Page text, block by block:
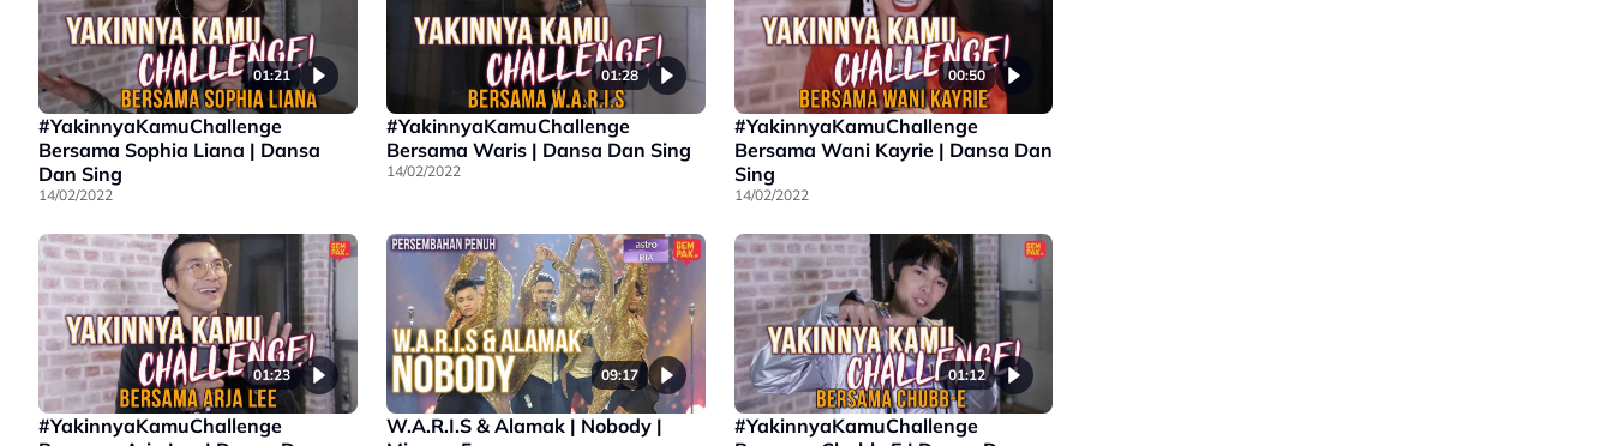
01:21
#YakinnyaKamuChallenge
Bersama Sophia Liana | Dansa
Dan Sing
14/02/2022
01:28
#YakinnyaKamuChallenge
Bersama Waris | Dansa Dan Sing
14/02/2022
00:50
#YakinnyaKamuChallenge
Bersama Wani Kayrie | Dansa Dan
Sing
14/02/2022
01:23
#YakinnyaKamuChallenge
09:17
W.A.R.I.S & Alamak | Nobody |
01:12
#YakinnyaKamuChallenge